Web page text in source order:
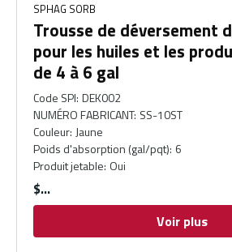
SPHAG SORB
Trousse de déversement
pour les huiles et les
de 4 à 6 gal
Code SPI: DEK002
NUMÉRO FABRICANT: SS-10ST
Couleur: Jaune
Poids d'absorption (gal/pqt): 6
Produit jetable: Oui
$
Voir plus